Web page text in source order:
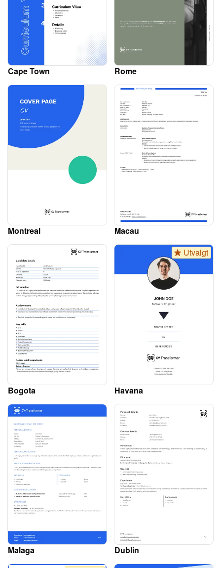
Cape Town Rome
Montreal Macau
Bogota
Utvalgt
Havana
Malaga
Dublin